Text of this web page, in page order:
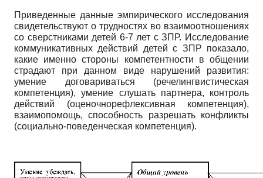
Приведенные данные эмпирического исследования
свидетельствуют о трудностях во взаимоотношениях
со сверстниками детей 6-7 лет с ЗПР. Исследование
коммуникативных действий детей с ЗПР показало,
какие именно стороны компетентности в общении
страдают при данном виде нарушений развития:
умение договариваться (рече­лингвистическая
компетенция), умение слушать партнера, контроль
действий (оценочно­рефлексивная компетенция),
взаимопомощь, способность разрешать конфликты
(социально-поведенческая компетенция).